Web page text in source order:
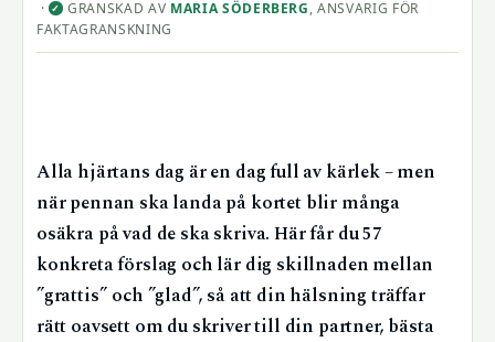
· ✓ GRANSKAD AV MARIA SÖDERBERG, ANSVARIG FÖR
FAKTAGRANSKNING
Alla hjärtans dag är en dag full av kärlek – men
när pennan ska landa på kortet blir många
osäkra på vad de ska skriva. Här får du 57
konkreta förslag och lär dig skillnaden mellan
”grattis” och ”glad”, så att din hälsning träffar
rätt oavsett om du skriver till din partner, bästa